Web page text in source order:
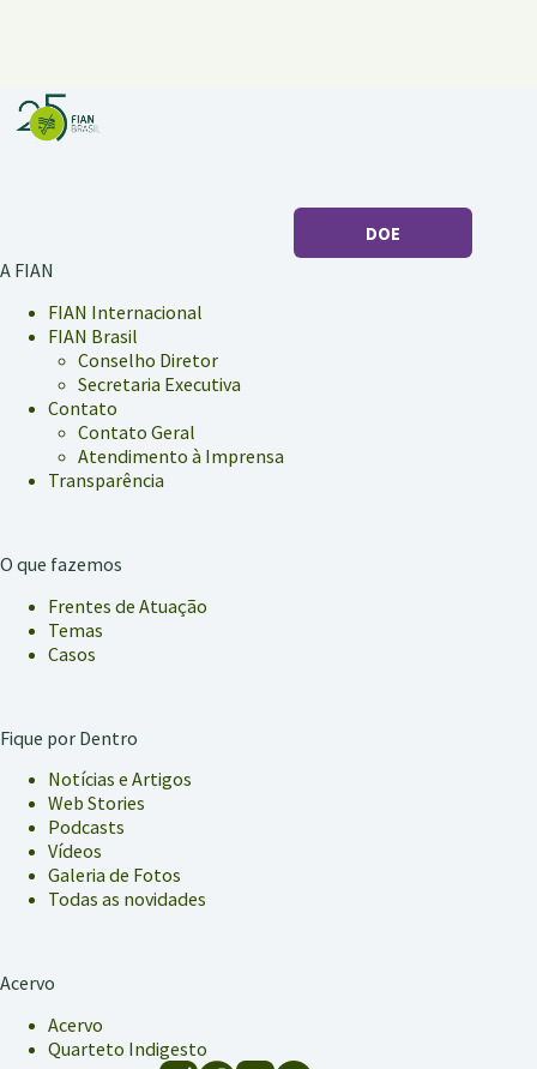
DOE
A FIAN
FIAN Internacional
FIAN Brasil
Conselho Diretor
Secretaria Executiva
Contato
Contato Geral
Atendimento à Imprensa
Transparência
O que fazemos
Frentes de Atuação
Temas
Casos
Fique por Dentro
Notícias e Artigos
Web Stories
Podcasts
Vídeos
Galeria de Fotos
Todas as novidades
Acervo
Acervo
Quarteto Indigesto